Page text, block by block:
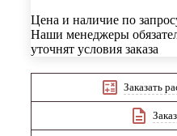
Цена и наличие по
Наши менеджеры
уточнят условия заказа
Заказать